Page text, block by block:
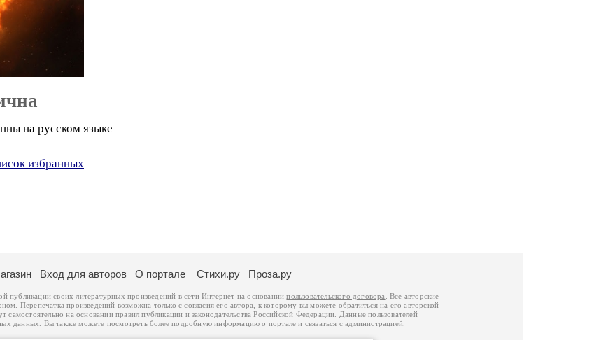
на русском языке
избранных
Вход для авторов О портале Стихи.ру Проза.ру
публикации своих литературных произведений в сети Интернет на основаниипользовательского договора
. Все авторские
. Перепечатка произведений возможна только с согласия его автора, к которому вы можете обратиться на его авторской
самостоятельно на основанииправил публикации изаконодательства Российской Федерации . Данные пользователей
данных . Вы также можете посмотреть более подробнуюинформацию о портале и связаться с администрацией